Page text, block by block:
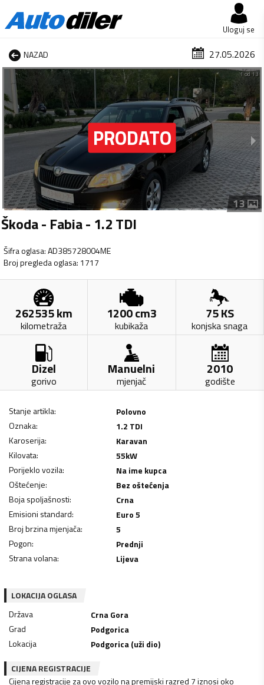
Uloguj se
NAZAD 27.05.2026
1 od 13
13
Škoda - Fabia - 1.2 TDI
Šifra oglasa:AD385728004ME
Broj pregleda oglasa: 1717
262535km
kilometraža
1200cm3
kubikaža
75KS
konjska snaga
Dizel
gorivo
Manuelni
mjenjač
2010
godište
Stanje artikla:
Polovno
Oznaka:
1.2 TDI
Karoserija:
Karavan
Kilovata: 55kW
Porijeklo vozila:
Na ime kupca
Oštećenje:
Bez oštećenja
Boja spoljašnosti:
Crna
Emisioni standard:
Euro 5
Broj brzina mjenjača:
5
Pogon:
Prednji
Strana volana: Lijeva
LOKACIJA OGLASA
Država
Crna Gora
Grad
Podgorica
Lokacija
Podgorica (uži dio)
CIJENA REGISTRACIJE
Cijena registracije za ovo vozilo na premijski razred 7 iznosi oko